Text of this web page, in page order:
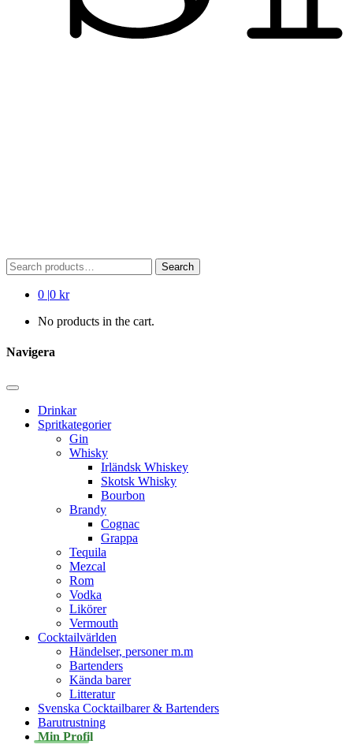
Search
for:
Search
0 |0 kr
No products in the cart.
Navigera
Drinkar
Spritkategorier
Gin
Whisky
Irländsk Whiskey
Skotsk Whisky
Bourbon
Brandy
Cognac
Grappa
Tequila
Mezcal
Rom
Vodka
Likörer
Vermouth
Cocktailvärlden
Händelser, personer m.m
Bartenders
Kända barer
Litteratur
Svenska Cocktailbarer & Bartenders
Barutrustning
Min Profil